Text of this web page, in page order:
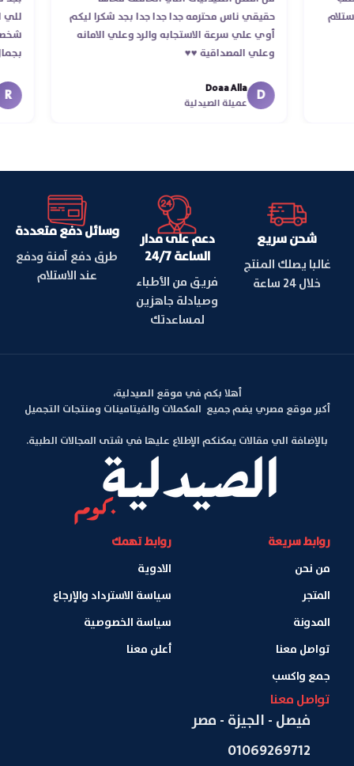
استلام
حقيقي ناس محترمه جدا جدا جدا بجد شكرا ليكم
أوي علي سرعة الاستجابه والرد وعلي الامانه
وعلي المصداقية ♥️♥️‏
D
Doaa Alla
عميلة الصيدلية
شحن سريع
غالبا يصلك المنتج
خلال 24 ساعة
دعم على مدار
الساعة 24/7
فريق من الأطباء
وصيادلة جاهزين
لمساعدتك
وسائل دفع متعددة
طرق دفع آمنة ودفع
عند الاستلام
أهلا بكم في موقع الصيدلية،
أكبر موقع مصري يضم جميع المكملات والفيتامينات ومنتجات التجميل
بالإضافة الي مقالات يمكنكم الإطلاع عليها في شتى المجالات الطبية.
روابط سريعة
من نحن
المتجر
المدونة
تواصل معنا
جمع واكسب
روابط تهمك
الادوية
سياسة الاسترداد والإرجاع
سياسة الخصوصية
أعلن معنا
تواصل معنا
فيصل - الجيزة - مصر
01069269712